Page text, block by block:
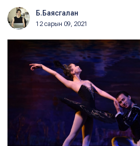
Б.Баясгалан
12 сарын 09, 2021